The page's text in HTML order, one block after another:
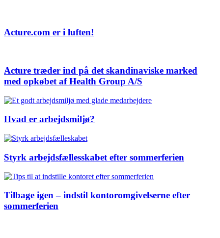
Acture.com er i luften!
Acture træder ind på det skandinaviske marked
med opkøbet af Health Group A/S
Hvad er arbejdsmiljø?
Styrk arbejdsfællesskabet efter sommerferien
Tilbage igen – indstil kontoromgivelserne efter
sommerferien